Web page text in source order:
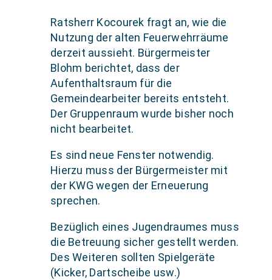
Ratsherr Kocourek fragt an, wie die
Nutzung der alten Feuerwehrräume
derzeit aussieht. Bürgermeister
Blohm berichtet, dass der
Aufenthaltsraum für die
Gemeindearbeiter bereits entsteht.
Der Gruppenraum wurde bisher noch
nicht bearbeitet.
Es sind neue Fenster notwendig.
Hierzu muss der Bürgermeister mit
der KWG wegen der Erneuerung
sprechen.
Bezüglich eines Jugendraumes muss
die Betreuung sicher gestellt werden.
Des Weiteren sollten Spielgeräte
(Kicker, Dartscheibe usw.)